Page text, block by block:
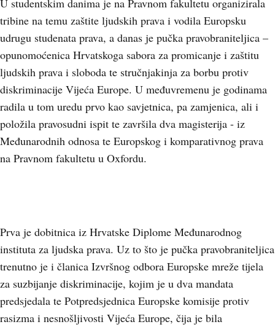
U studentskim danima je na Pravnom fakultetu organizirala
tribine na temu zaštite ljudskih prava i vodila Europsku
udrugu studenata prava, a danas je pučka pravobraniteljica –
opunomoćenica Hrvatskoga sabora za promicanje i zaštitu
ljudskih prava i sloboda te stručnjakinja za borbu protiv
diskriminacije Vijeća Europe. U međuvremenu je godinama
radila u tom uredu prvo kao savjetnica, pa zamjenica, ali i
položila pravosudni ispit te završila dva magisterija - iz
Međunarodnih odnosa te Europskog i komparativnog prava
na Pravnom fakultetu u Oxfordu.
Prva je dobitnica iz Hrvatske Diplome Međunarodnog
instituta za ljudska prava. Uz to što je pučka pravobraniteljica
trenutno je i članica Izvršnog odbora Europske mreže tijela
za suzbijanje diskriminacije, kojim je u dva mandata
predsjedala te Potpredsjednica Europske komisije protiv
rasizma i nesnošljivosti Vijeća Europe, čija je bila